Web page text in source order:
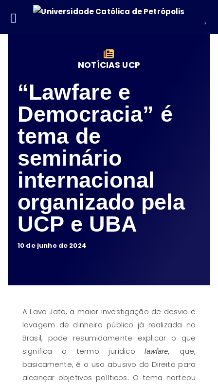
NOTÍCIAS UCP
“Lawfare e
Democracia” é
tema de
seminário
internacional
organizado pela
UCP e UBA
10 de junho de 2024
A Lava Jato, a maior investigação de desvio e
lavagem de dinheiro público já realizada no
Brasil, pode resumidamente explicar o que
significa o termo jurídicolawfare, que,
basicamente, é o uso abusivo do Direito para
alcançar objetivos políticos. O tema norteou